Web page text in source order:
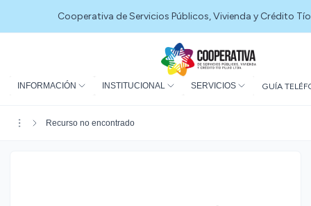
Cooperativa de Servicios Públicos, Vivienda y Crédito
INFORMACIÓN INSTITUCIONAL SERVICIOS GUÍA
Recurso no encontrado